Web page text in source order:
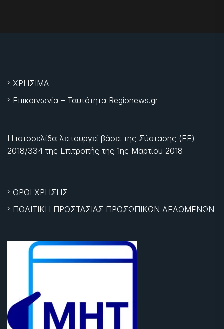
ΧΡΗΣΙΜΑ
Επικοινωνία – Ταυτότητα Regionews.gr
Η ιστοσελίδα λειτουργεί βάσει της Σύστασης (ΕΕ)
2018/334 της Επιτροπής της 1ης Μαρτίου 2018
ΟΡΟΙ ΧΡΗΣΗΣ
ΠΟΛΙΤΙΚΗ ΠΡΟΣΤΑΣΙΑΣ ΠΡΟΣΩΠΙΚΩΝ ΔΕΔΟΜΕΝΩΝ